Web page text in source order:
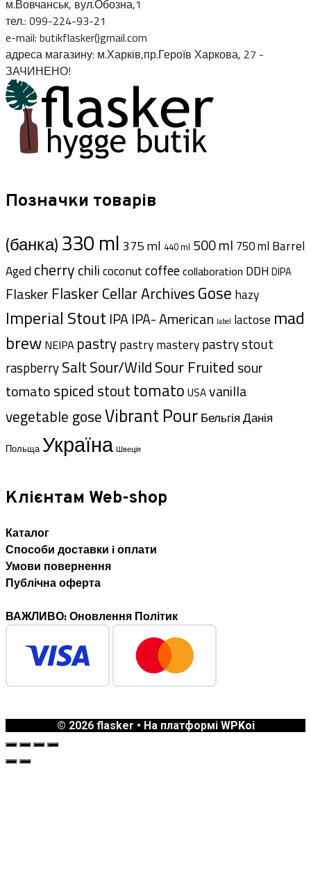
м.Вовчанськ, вул.Обозна,1
тел.: 099-224-93-21
e-mail: butikflasker()gmail.com
адреса магазину: м.Харків,пр.Героїв Харкова, 27 -
ЗАЧИНЕНО!
Позначки товарів
(банка)330 ml 375 ml 440 ml 500 ml 750 ml Barrel
Aged cherrychilicoconutcoffeecollaboration DDH DIPA
Flasker Flasker Cellar ArchivesGose hazy
Imperial Stout IPA IPA- American label lactose mad
brew NEIPA pastrypastry masterypastry stout
raspberrySaltSour/WildSour Fruited sour
tomatospiced stouttomato USAvanilla
vegetable goseVibrant PourБельгіяДанія
Польща Україна Швеція
Клієнтам Web-shop
Каталог
Способи доставки i оплати
Умови повернення
Публічна оферта
ВАЖЛИВО: Оновлення Політик
© 2026 flasker • На платформі WPKoi